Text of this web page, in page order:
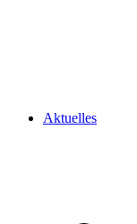
Aktuelles